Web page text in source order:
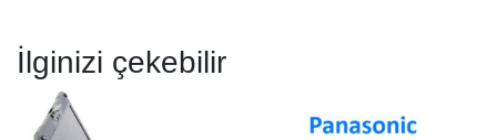
İlginizi çekebilir